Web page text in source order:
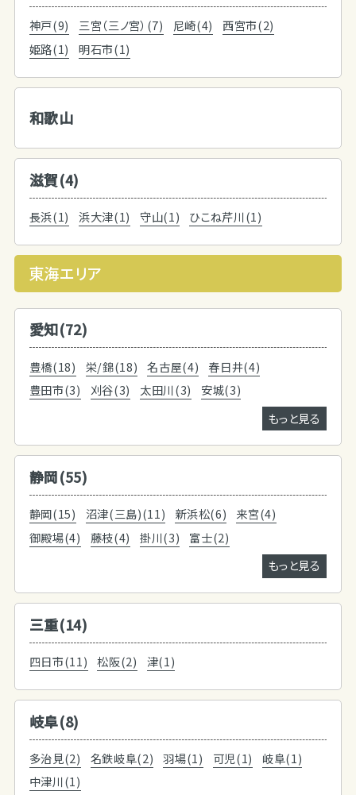
神戸(9) 三宮（三ノ宮）(7) 尼崎(4)
西宮市(2)
姫路(1)
明石市(1)
和歌山
滋賀(4)
長浜(1) 浜大津(1) 守山(1) ひこね芹川(1)
東海エリア
愛知(72)
豊橋(18) 栄/錦(18) 名古屋(4)
春日井(4)
豊田市(3)
刈谷(3) 太田川(3)
安城(3)
もっと見る
静岡(55)
静岡(15) 沼津(三島)(11) 新浜松(6)
来宮(4)
御殿場(4)
藤枝(4) 掛川(3)
富士(2)
もっと見る
三重(14)
四日市(11) 松阪(2) 津(1)
岐阜(8)
多治見(2) 名鉄岐阜(2) 羽場(1) 可児(1)
岐阜(1)
中津川(1)